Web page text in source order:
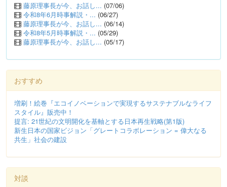
藤原理事長が今、お話し... (07/06)
令和8年6月時事解説・... (06/27)
藤原理事長が今、お話し... (06/14)
令和8年5月時事解説・... (05/29)
藤原理事長が今、お話し... (05/17)
おすすめ
増刷！絵巻『エコイノベーションで実現するサステナブルなライフ
スタイル』販売中！
提言: 21世紀の文明開化を基軸とする日本再生戦略(第1版)
新生日本の国家ビジョン「グレートコラボレーション = 偉大なる
共生」社会の建設
対談